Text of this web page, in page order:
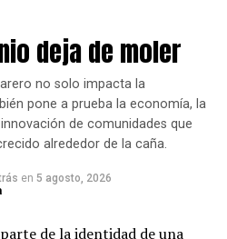
Azteca para denunciar
El saldo fue de doce
liberadas, aunque
fueron retenidos
que finalmente
documentos falsos,
simulaciones jurídicas y
o intimidar a las
deja de moler
no solo impacta la
pone a prueba la economía, la
de comunidades que
alrededor de la caña.
en 5 agosto, 2026
de la identidad de una